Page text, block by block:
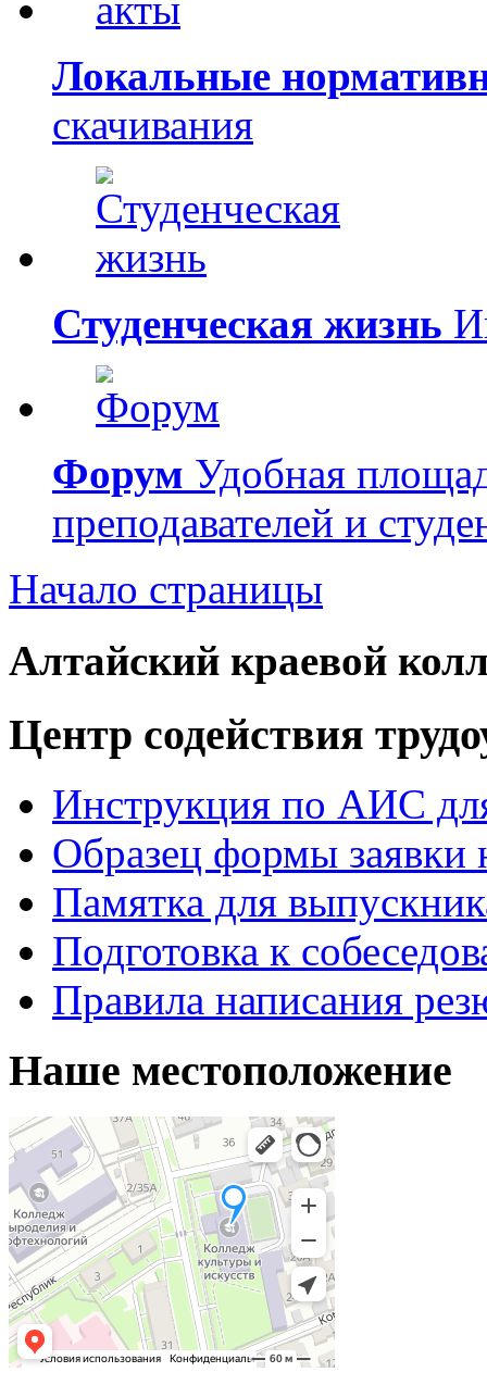
Локальные
скачивания
Студенческая жизнь
Форум Удобная
преподавателей и
Начало страницы
Алтайский краевой
Центр содействия
Инструкция по АИС
Образец формы заявки
Памятка для
Подготовка к
Правила написания
Наше местоположение